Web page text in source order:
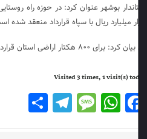
میلیارد ریال با سپاه قرارداد منعقد شده است.
۸۰۰ هکتار اراضی استان قرارداد طرح جنگل‌کاری منعقد شده است.
Visited 3 times, 1 visit(s)
Facebook
WhatsApp
Message
Telegram
Share